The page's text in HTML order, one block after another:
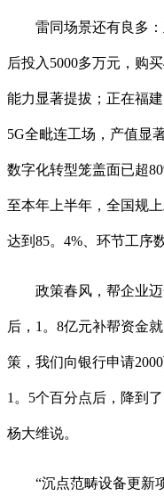
雷同场景还有良多：
后投入5000多万元，购
能力显著提拔；正在福
5G全毗连工场，产值显
数字化转型笼盖面已超
至本年上半年，全国规
达到85。4%、环节工序
政策春风，帮企业迈
后，1。8亿元补帮资金
策，我们向银行申请
1。5个百分点后，降到
杨大维说。
“沉点范畴设备更新项